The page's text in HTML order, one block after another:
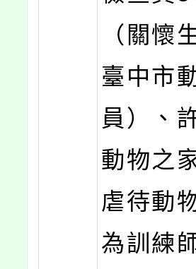
（關懷
臺中市
員）、
動物之
虐待動
為訓練